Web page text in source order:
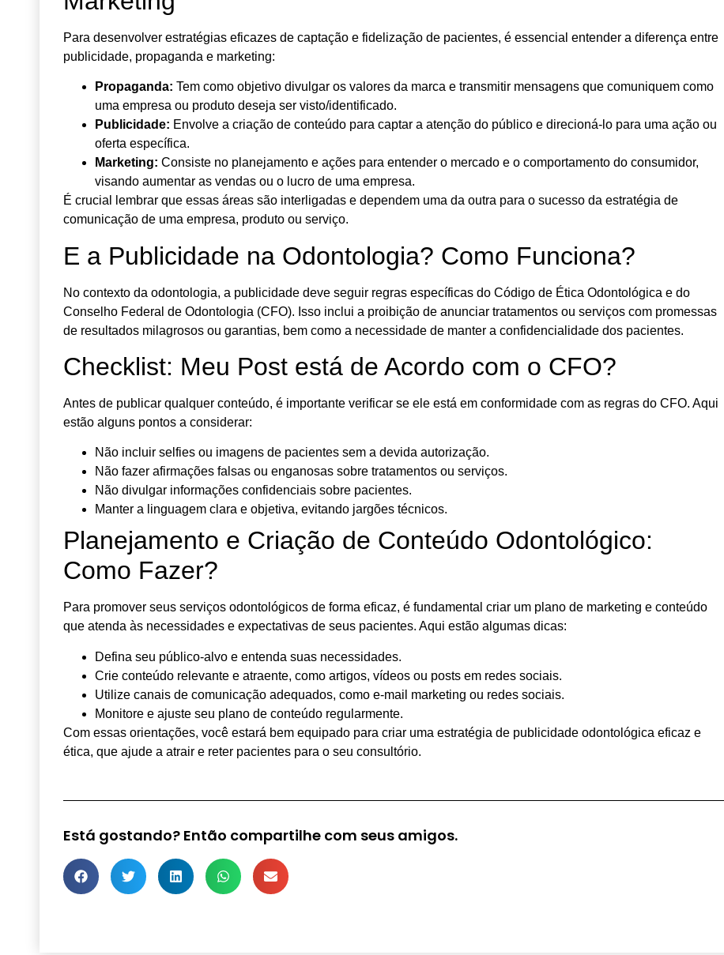
Para desenvolver estratégias eficazes de captação e fidelização de pacientes, é essencial entender a diferença entre
publicidade, propaganda e marketing:
Propaganda: Tem como objetivo divulgar os valores da marca e transmitir mensagens que comuniquem como
uma empresa ou produto deseja ser visto/identificado.
Publicidade: Envolve a criação de conteúdo para captar a atenção do público e direcioná-lo para uma ação ou
oferta específica.
Marketing: Consiste no planejamento e ações para entender o mercado e o comportamento do consumidor,
visando aumentar as vendas ou o lucro de uma empresa.
É crucial lembrar que essas áreas são interligadas e dependem uma da outra para o sucesso da estratégia de
comunicação de uma empresa, produto ou serviço.
E a Publicidade na Odontologia? Como Funciona?
No contexto da odontologia, a publicidade deve seguir regras específicas do Código de Ética Odontológica e do
Conselho Federal de Odontologia (CFO). Isso inclui a proibição de anunciar tratamentos ou serviços com promessas
de resultados milagrosos ou garantias, bem como a necessidade de manter a confidencialidade dos pacientes.
Checklist: Meu Post está de Acordo com o CFO?
Antes de publicar qualquer conteúdo, é importante verificar se ele está em conformidade com as regras do CFO. Aqui
estão alguns pontos a considerar:
Não incluir selfies ou imagens de pacientes sem a devida autorização.
Não fazer afirmações falsas ou enganosas sobre tratamentos ou serviços.
Não divulgar informações confidenciais sobre pacientes.
Manter a linguagem clara e objetiva, evitando jargões técnicos.
Planejamento e Criação de Conteúdo Odontológico:
Como Fazer?
Para promover seus serviços odontológicos de forma eficaz, é fundamental criar um plano de marketing e conteúdo
que atenda às necessidades e expectativas de seus pacientes. Aqui estão algumas dicas:
Defina seu público-alvo e entenda suas necessidades.
Crie conteúdo relevante e atraente, como artigos, vídeos ou posts em redes sociais.
Utilize canais de comunicação adequados, como e-mail marketing ou redes sociais.
Monitore e ajuste seu plano de conteúdo regularmente.
Com essas orientações, você estará bem equipado para criar uma estratégia de publicidade odontológica eficaz e
ética, que ajude a atrair e reter pacientes para o seu consultório.
Está gostando? Então compartilhe com seus amigos.